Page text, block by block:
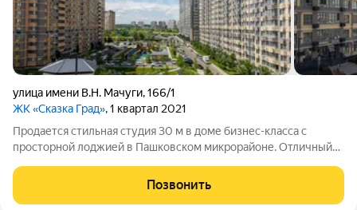
улица имени В.Н. Мачуги,166/1
ЖК «Сказка Град», 1 квартал 2021
Продается стильная студия 30 м в доме бизнес-класса с
просторной лоджией в Пашковском микрорайоне. Отличный
вся необходимая мебель остается. ЖК «Сказка Град» с
охраняемой территорией, детскими и
Позвонить